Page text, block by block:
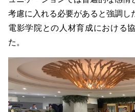
考慮に入れる必要があると強調し
電影学院との人材育成における
た。